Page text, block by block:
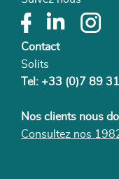
Contact
Solits
Tel: +33 (0)7 89
Nos clients nous
Consultez nos